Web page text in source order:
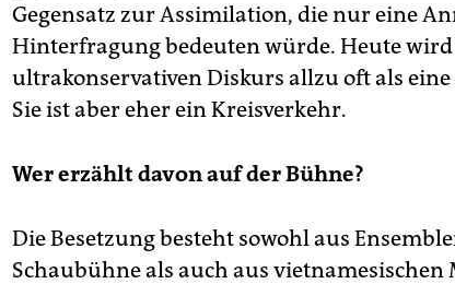
Gegensatz zur Assimilation, die nur eine
Hinterfragung bedeuten würde. Heute
ultrakonservativen Diskurs allzu oft als
Sie ist aber eher ein Kreisverkehr.
Wer erzählt davon auf der Bühne?
Die Besetzung besteht sowohl aus
Schaubühne als auch aus